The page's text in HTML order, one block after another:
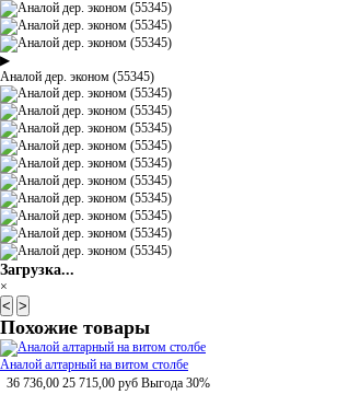
▶
Аналой дер. эконом (55345)
Загрузка...
×
< >
Похожие товары
Аналой алтарный на витом столбе
36 736,00 25 715,00 руб Выгода 30%